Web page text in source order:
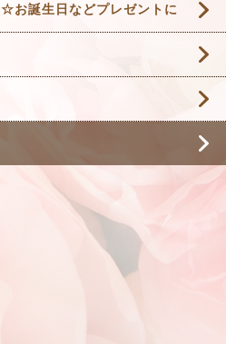
誕生日などプレゼントに